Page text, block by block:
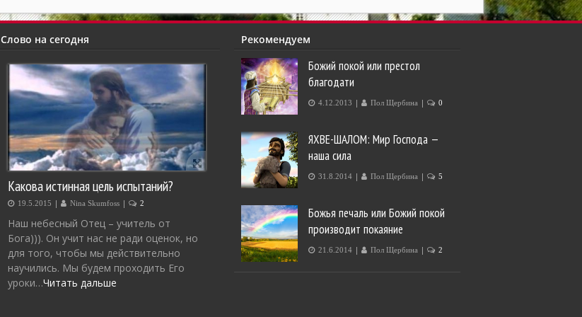
Слово на сегодня
Какова истинная цель испытаний?
19.5.2015 | Nina Skumfoss | 2
Наш небесный Отец – учитель от
Бога))). Он учит нас не ради оценок, но
для того, чтобы мы действительно
научились. Мы будем проходить Его
уроки…Читать дальше
Рекомендуем
Божий покой или престол
благодати
4.12.2013 | Пол Щербина | 0
ЯХВЕ-ШАЛОМ: Мир Господа —
наша сила
31.8.2014 | Пол Щербина | 5
Божья печаль или Божий покой
производит покаяние
21.6.2014 | Пол Щербина | 2